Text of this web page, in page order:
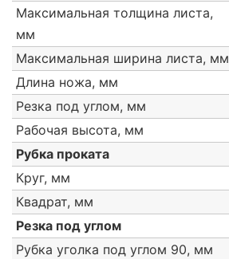
Максимальная толщина листа,
мм
Максимальная ширина листа, мм
Длина ножа, мм
Резка под углом, мм
Рабочая высота, мм
Рубка проката
Круг, мм
Квадрат, мм
Резка под углом
Рубка уголка под углом 90, мм